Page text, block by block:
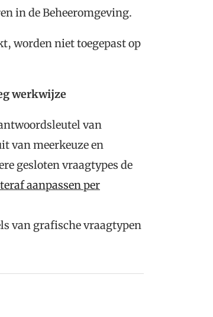
in de Beheeromgeving.
worden niet toegepast op
werkwijze
van
van meerkeuze en
gesloten vraagtypes de
aanpassen per
van grafische vraagtypen